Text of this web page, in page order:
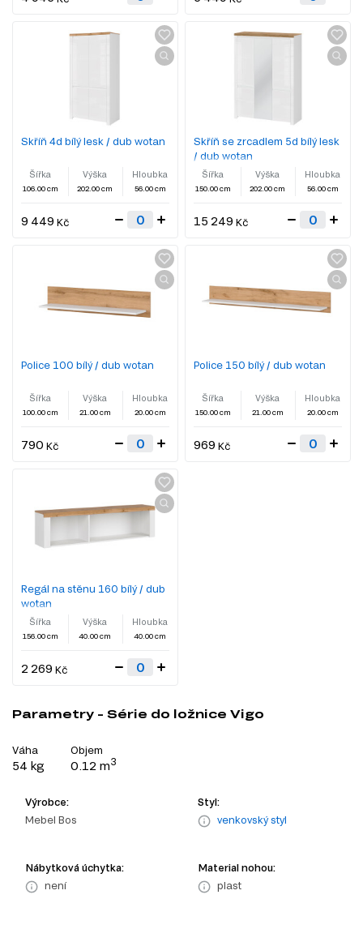
Skříň 4d bílý lesk / dub wotan
Šířka
106.00 cm
Výška
202.00 cm
Hloubka
56.00 cm
9 449 Kč
Skříň se zrcadlem 5d bílý lesk
/ dub wotan
Šířka
150.00 cm
Výška
202.00 cm
Hloubka
56.00 cm
15 249 Kč
Police 100 bílý / dub wotan
Šířka
100.00 cm
Výška
21.00 cm
Hloubka
20.00 cm
790 Kč
Police 150 bílý / dub wotan
Šířka
150.00 cm
Výška
21.00 cm
Hloubka
20.00 cm
969 Kč
Regál na stěnu 160 bílý / dub
wotan
Šířka
156.00 cm
Výška
40.00 cm
Hloubka
40.00 cm
2 269 Kč
Parametry - Série do ložnice Vigo
Váha
54 kg
Objem
0.12 m3
Výrobce:
Mebel Bos
Styl:
venkovský styl
Nábytková úchytka:
není
Material nohou:
plast